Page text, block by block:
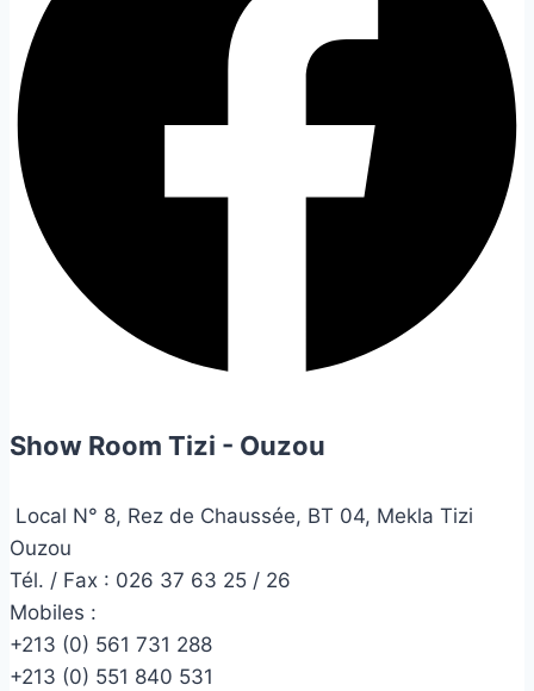
Show Room Tizi - Ouzou
Local N° 8, Rez de Chaussée, BT 04, Mekla Tizi
Ouzou
Tél. / Fax : 026 37 63 25 / 26
Mobiles :
+213 (0) 561 731 288
+213 (0) 551 840 531